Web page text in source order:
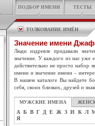
ПОДБОР ИМЕНИ ТЕСТЫ
ТОЛКОВАНИЕ ИМЁН
Значение имени
Люди издревле придавали
значение. У каждого из нас уже
действительно не просто набор
имени и значение имени –
В нашем каталоге Вы найдете
себя, своих близких, друзей и
МУЖСКИЕ ИМЕНА
А Б В Г Д Е Ж З И К Л
Я